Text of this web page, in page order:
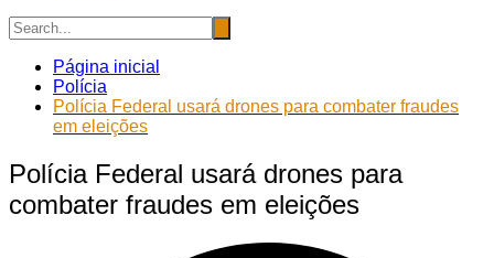
Página inicial
Polícia
Polícia Federal usará drones para combater fraudes
em eleições
Polícia Federal usará drones para
combater fraudes em eleições